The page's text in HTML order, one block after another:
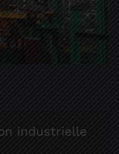
industrielle